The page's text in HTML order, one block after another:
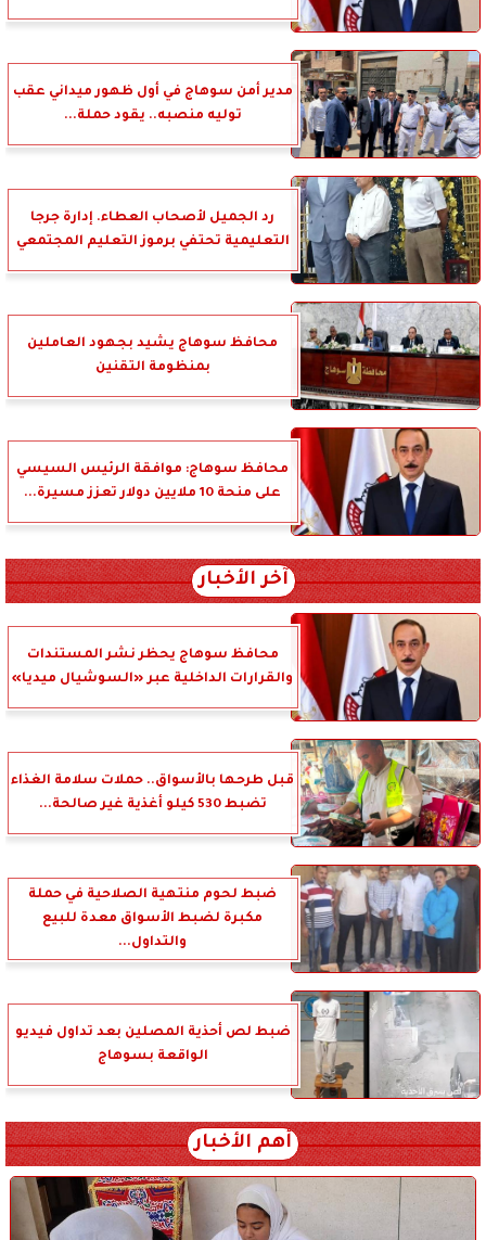
مدير أمن سوهاج في أول ظهور ميداني عقب
توليه منصبه.. يقود حملة...
رد الجميل لأصحاب العطاء. إدارة جرجا
التعليمية تحتفي برموز التعليم المجتمعي
محافظ سوهاج يشيد بجهود العاملين
بمنظومة التقنين
محافظ سوهاج: موافقة الرئيس السيسي
على منحة 10 ملايين دولار تعزز مسيرة...
آخر الأخبار
محافظ سوهاج يحظر نشر المستندات
والقرارات الداخلية عبر «السوشيال ميديا»
قبل طرحها بالأسواق.. حملات سلامة الغذاء
تضبط 530 كيلو أغذية غير صالحة...
ضبط لحوم منتهية الصلاحية في حملة
مكبرة لضبط الأسواق معدة للبيع
والتداول...
ضبط لص أحذية المصلين بعد تداول فيديو
الواقعة بسوهاج
أهم الأخبار